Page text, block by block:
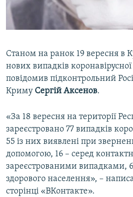
ВІДЕОУРОКИ «ELIFBE»
СВІДЧЕННЯ ОКУПАЦІЇ
ІНФОГРАФІКА
Русский
Qırımtatar
Станом на ранок 19 вересня в
нових випадків
повідомив підконтрольний
Криму Сергій Аксенов.
«За 18 вересня на території
зареєстровано 77 випадків
55 із них виявлені при
допомогою, 16 – серед
зареєстрованими випадками,
здорового населення», –
сторінці «ВКонтакте».